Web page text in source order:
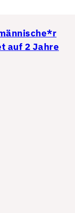
auf 2 Jahre